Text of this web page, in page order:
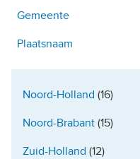
Gemeente
Plaatsnaam
Noord-Holland (16)
Noord-Brabant (15)
Zuid-Holland (12)